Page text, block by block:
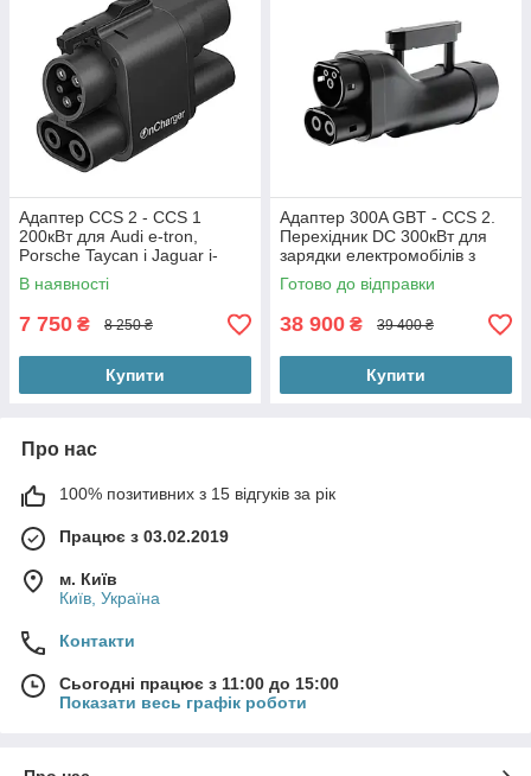
Адаптер CCS 2 - CCS 1
200кВт для Audi e-tron,
Porsche Taycan і Jaguar i-
pace з США
В наявності
7 750 ₴ 8 250 ₴
Купити
Адаптер 300A GBT - CCS 2.
Перехідник DC 300кВт для
зарядки електромобілів з
Європи на станціях GBT DC.
Готово до відправки
38 900 ₴ 39 400 ₴
Купити
Про нас
100% позитивних з 15 відгуків за рік
Працює з 03.02.2019
м. Київ
Київ, Україна
Контакти
Сьогодні працює з 11:00 до 15:00
Показати весь графік роботи